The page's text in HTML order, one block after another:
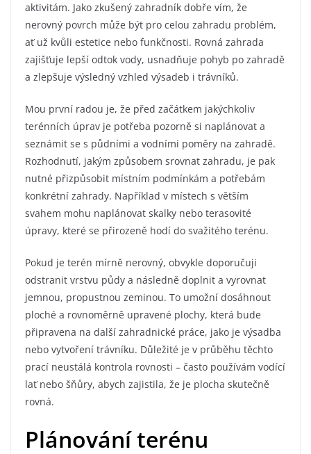
aktivitám. Jako zkušený zahradník dobře vím, že
nerovný povrch může být pro celou zahradu problém,
ať už kvůli estetice nebo funkčnosti. Rovná zahrada
zajišťuje lepší odtok vody, usnadňuje pohyb po zahradě
a zlepšuje výsledný vzhled výsadeb i trávníků.
Mou první radou je, že před začátkem jakýchkoliv
terénních úprav je potřeba pozorně si naplánovat a
seznámit se s půdními a vodními poměry na zahradě.
Rozhodnutí, jakým způsobem srovnat zahradu, je pak
nutné přizpůsobit místním podmínkám a potřebám
konkrétní zahrady. Například v místech s větším
svahem mohu naplánovat skalky nebo terasovité
úpravy, které se přirozeně hodí do svažitého terénu.
Pokud je terén mírně nerovný, obvykle doporučuji
odstranit vrstvu půdy a následně doplnit a vyrovnat
jemnou, propustnou zeminou. To umožní dosáhnout
ploché a rovnoměrně upravené plochy, která bude
připravena na další zahradnické práce, jako je výsadba
nebo vytvoření trávníku. Důležité je v průběhu těchto
prací neustálá kontrola rovnosti – často používám vodící
lať nebo šňůry, abych zajistila, že je plocha skutečně
rovná.
Plánování terénu